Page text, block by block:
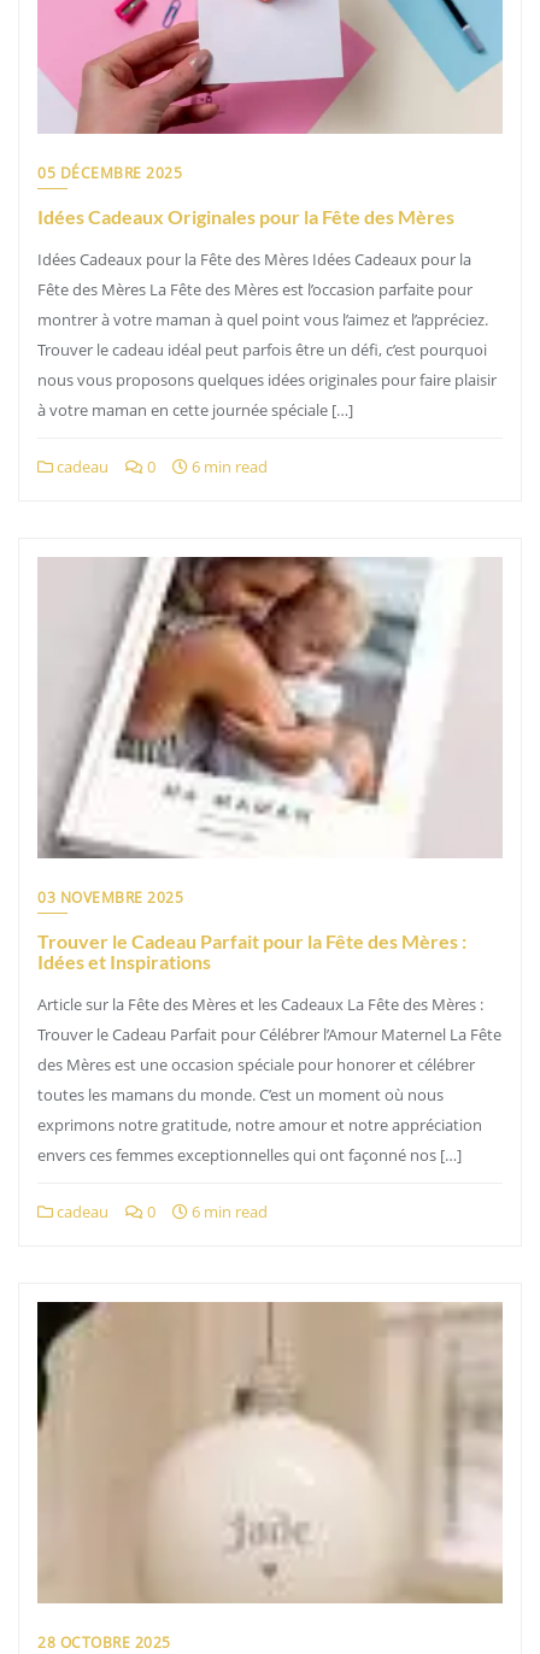
05 DÉCEMBRE 2025
Idées Cadeaux Originales pour la Fête des Mères
Idées Cadeaux pour la Fête des Mères Idées Cadeaux pour la
Fête des Mères La Fête des Mères est l’occasion parfaite pour
montrer à votre maman à quel point vous l’aimez et l’appréciez.
Trouver le cadeau idéal peut parfois être un défi, c’est pourquoi
nous vous proposons quelques idées originales pour faire plaisir
à votre maman en cette journée spéciale […]
cadeau 0 6 min read
03 NOVEMBRE 2025
Trouver le Cadeau Parfait pour la Fête des Mères :
Idées et Inspirations
Article sur la Fête des Mères et les Cadeaux La Fête des Mères :
Trouver le Cadeau Parfait pour Célébrer l’Amour Maternel La Fête
des Mères est une occasion spéciale pour honorer et célébrer
toutes les mamans du monde. C’est un moment où nous
exprimons notre gratitude, notre amour et notre appréciation
envers ces femmes exceptionnelles qui ont façonné nos […]
cadeau 0 6 min read
28 OCTOBRE 2025